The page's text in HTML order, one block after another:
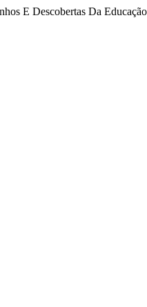
E Descobertas Da